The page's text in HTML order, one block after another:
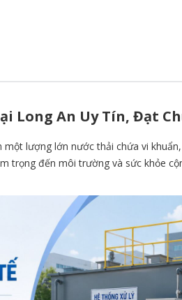
Long An Uy Tín, Đạt
lượng lớn nước thải chứa vi
trọng đến môi trường và sức khỏe